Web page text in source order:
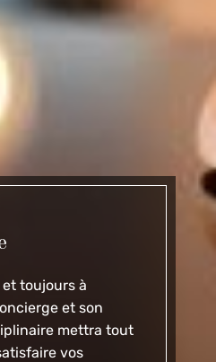
toujours à
et son
mettra tout
vos